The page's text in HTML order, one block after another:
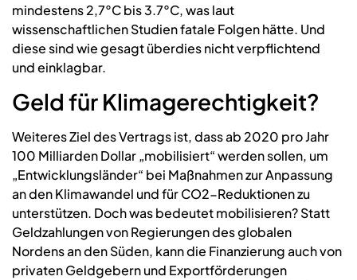
mindestens 2,7°C bis 3.7°C, was laut
wissenschaftlichen Studien fatale Folgen hätte. Und
diese sind wie gesagt überdies nicht verpflichtend
und einklagbar.
Geld für Klimagerechtigkeit?
Weiteres Ziel des Vertrags ist, dass ab 2020 pro Jahr
100 Milliarden Dollar „mobilisiert“ werden sollen, um
„Entwicklungsländer“ bei Maßnahmen zur Anpassung
an den Klimawandel und für CO2-Reduktionen zu
unterstützen. Doch was bedeutet mobilisieren? Statt
Geldzahlungen von Regierungen des globalen
Nordens an den Süden, kann die Finanzierung auch von
privaten Geldgebern und Exportförderungen